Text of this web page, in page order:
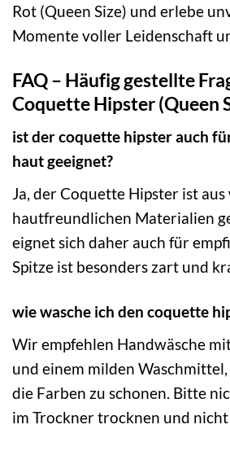
Rot (Queen Size) und erlebe
Momente voller Leidenschaft
FAQ – Häufig gestellte
Coquette Hipster (Queen
ist der coquette hipster auch
haut geeignet?
Ja, der Coquette Hipster ist aus
hautfreundlichen Materialien
eignet sich daher auch für
Spitze ist besonders zart und
wie wasche ich den coquette
Wir empfehlen Handwäsche
und einem milden
die Farben zu schonen. Bitte
im Trockner trocknen und nicht